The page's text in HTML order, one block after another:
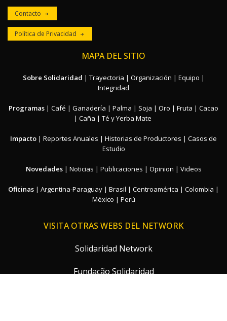
Contacto
Política de Privacidad
MAPA DEL SITIO
Sobre Solidaridad | Trayectoria | Organización | Equipo |
Integridad
Programas | Café | Ganadería | Palma | Soja | Oro | Fruta | Cacao
| Caña | Té y Yerba Mate
Impacto | Reportes Anuales | Historias de Productores | Casos de
Estudio
Novedades| Noticias | Publicaciones | Opinion | Videos
Oficinas | Argentina-Paraguay | Brasil | Centroamérica | Colombia |
México | Perú
VISITA OTRAS WEBS DEL NETWORK
Solidaridad Network
Fundação Solidaridad